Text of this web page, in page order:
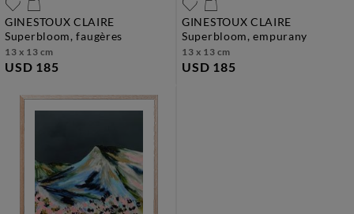
GINESTOUX CLAIRE
superbloom, faugères
13 x 13 cm
USD 185
GINESTOUX CLAIRE
superbloom, empurany
13 x 13 cm
USD 185